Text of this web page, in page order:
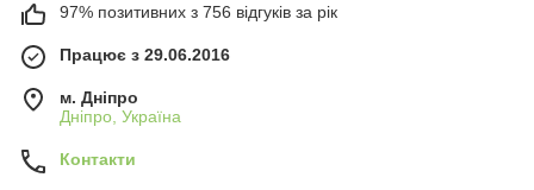
97% позитивних з 756 відгуків за рік
Працює з 29.06.2016
м. Дніпро
Дніпро, Україна
Контакти